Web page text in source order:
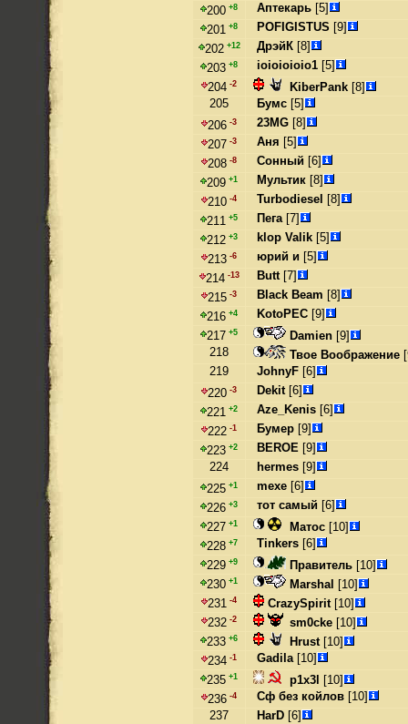
200 +8 Аптекарь [5]
201 +8 POFIGISTUS [9]
202 +12 ДрэйК [8]
203 +8 ioioioioio1 [5]
204 -2 KiberPank [8]
205
Бумс [5]
206 -3 23MG [8]
207 -3 Аня [5]
208 -8 Сонный [6]
209 +1 Мультик [8]
210 -4 Turbodiesel
[8]
211 +5 Пега[7]
212 +3 klop Valik [5]
213 -6 юрий и [5]
214 -13 Butt[7]
215 -3 Black Beam [8]
216 +4 KotoPEC [9]
217 +5 Damien [9]
218
Твое Воображение
219
JohnyF [6]
220 -3 Dekit[6]
221 +2 Aze_Kenis [6]
222 -1 Бумер [9]
223 +2 BEROE [9]
224
hermes [9]
225 +1 mexe [6]
226 +3 тот самый [6]
227 +1 Матос [10]
228 +7 Tinkers [6]
229 +9 Правитель [10]
230 +1 Marshal [10]
231 -4 CrazySpirit[10]
232 -2 sm0cke [10]
233 +6 Hrust[10]
234 -1 Gadila[10]
235 +1 p1x3l
[10]
236 -4 Сф без койлов [10]
237
HarD [6]